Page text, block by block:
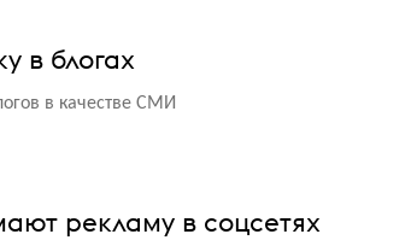
в блогах
в качестве СМИ
рекламу в соцсетях